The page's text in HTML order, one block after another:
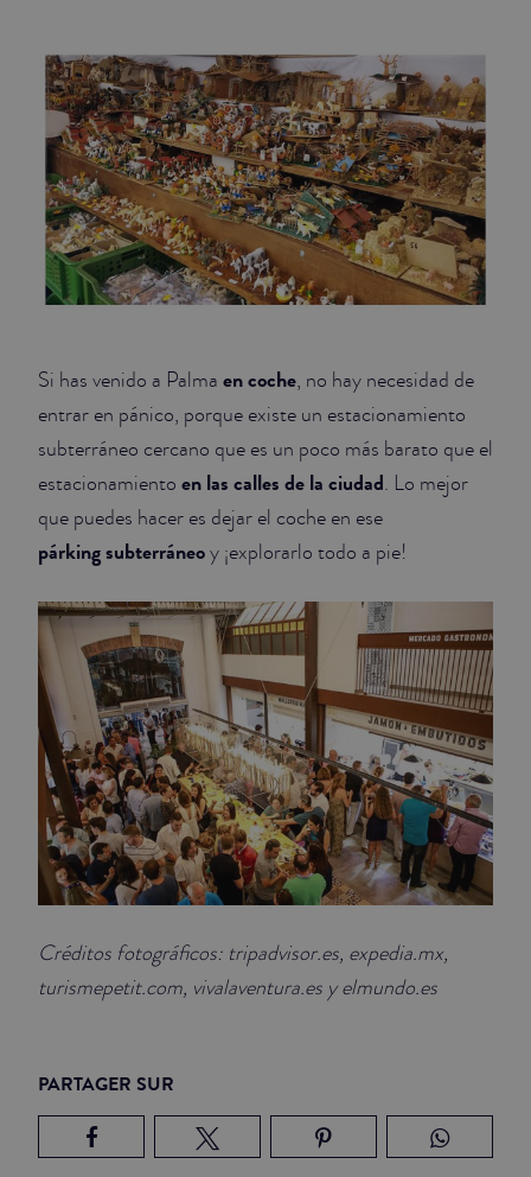
Si has venido a Palma en coche, no hay necesidad de
entrar en pánico, porque existe un estacionamiento
subterráneo cercano que es un poco más barato que el
estacionamiento en las calles de la ciudad. Lo mejor
que puedes hacer es dejar el coche en ese
párking subterráneoy ¡explorarlo todo a pie!
Créditos fotográficos: tripadvisor.es, expedia.mx,
turismepetit.com, vivalaventura.es y elmundo.es
PARTAGER SUR